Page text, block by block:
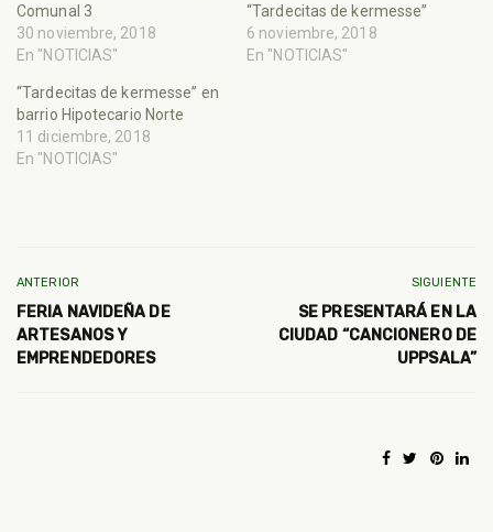
Comunal 3
30 noviembre, 2018
En "NOTICIAS"
“Tardecitas de kermesse”
6 noviembre, 2018
En "NOTICIAS"
“Tardecitas de kermesse” en
barrio Hipotecario Norte
11 diciembre, 2018
En "NOTICIAS"
ANTERIOR
FERIA NAVIDEÑA DE
ARTESANOS Y
EMPRENDEDORES
SIGUIENTE
SE PRESENTARÁ EN LA
CIUDAD “CANCIONERO DE
UPPSALA”